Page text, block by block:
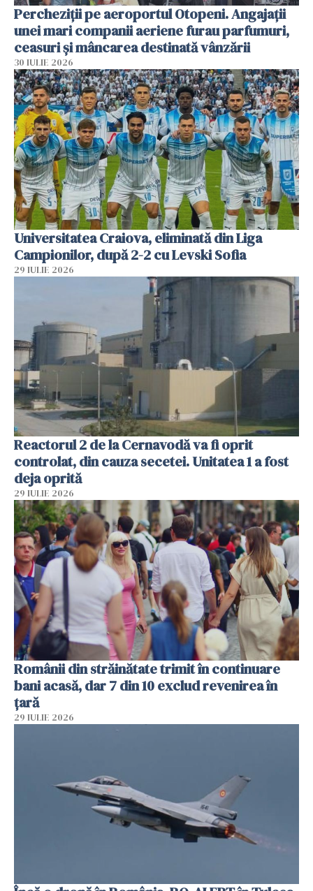
Percheziții pe aeroportul Otopeni. Angajații
unei mari companii aeriene furau parfumuri,
ceasuri și mâncarea destinată vânzării
30 IULIE 2026
Universitatea Craiova, eliminată din Liga
Campionilor, după 2-2 cu Levski Sofia
29 IULIE 2026
Reactorul 2 de la Cernavodă va fi oprit
controlat, din cauza secetei. Unitatea 1 a fost
deja oprită
29 IULIE 2026
Românii din străinătate trimit în continuare
bani acasă, dar 7 din 10 exclud revenirea în
țară
29 IULIE 2026